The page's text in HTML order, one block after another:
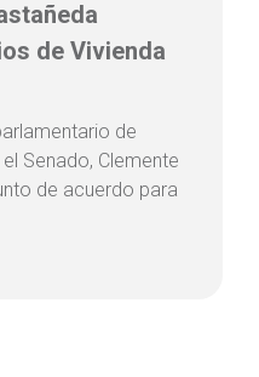
de Vivienda
de
Senado, Clemente
de acuerdo para